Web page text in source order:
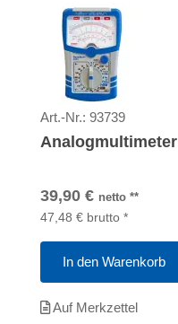
Art.-Nr.: 93739
Analogmultimeter
39,90 € netto **
47,48 € brutto *
In den Warenkorb
Auf Merkzettel